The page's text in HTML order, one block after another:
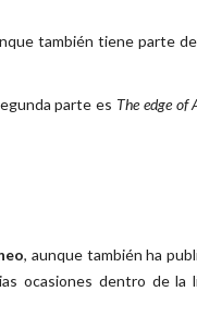
también tiene parte
parte es The edge of
, aunque también ha
ocasiones dentro de la